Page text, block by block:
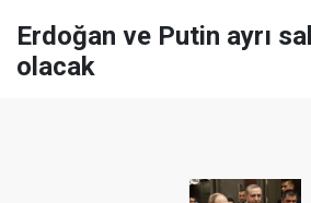
Erdoğan ve Putin ayrı
olacak